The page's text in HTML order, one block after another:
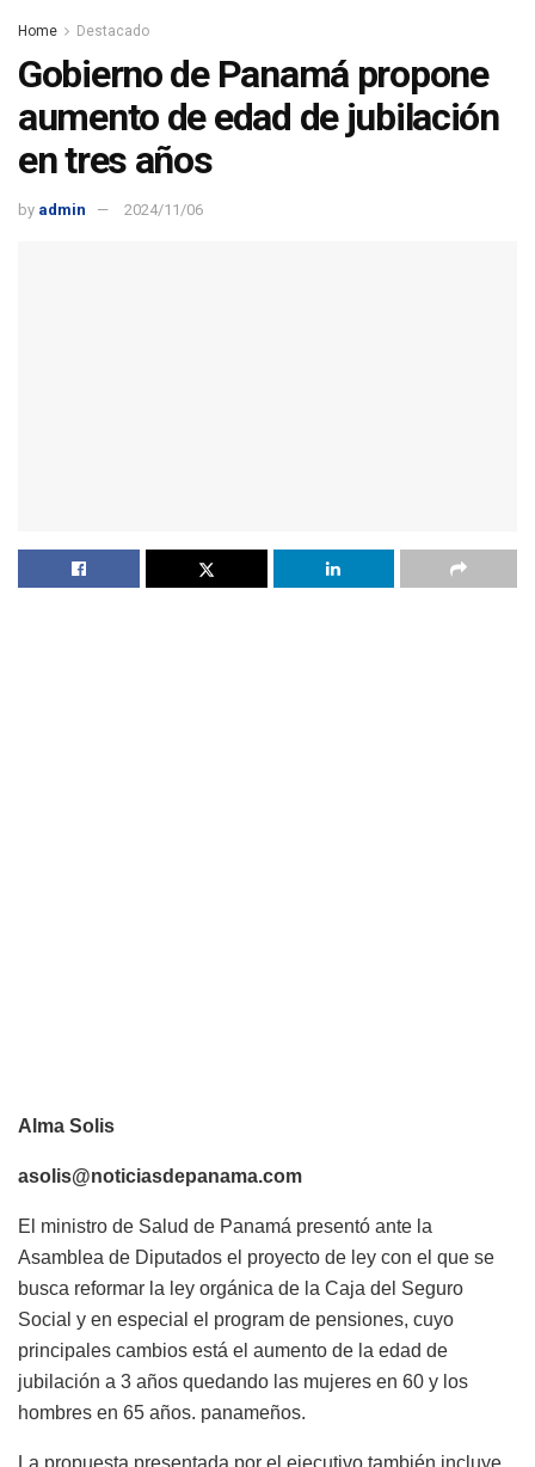
Home Destacado
Gobierno de Panamá propone
aumento de edad de jubilación
en tres años
by admin 2024/11/06
Alma Solis
asolis@noticiasdepanama.com
El ministro de Salud de Panamá presentó ante la
Asamblea de Diputados el proyecto de ley con el que se
busca reformar la ley orgánica de la Caja del Seguro
Social y en especial el program de pensiones, cuyo
principales cambios está el aumento de la edad de
jubilación a 3 años quedando las mujeres en 60 y los
hombres en 65 años. panameños.